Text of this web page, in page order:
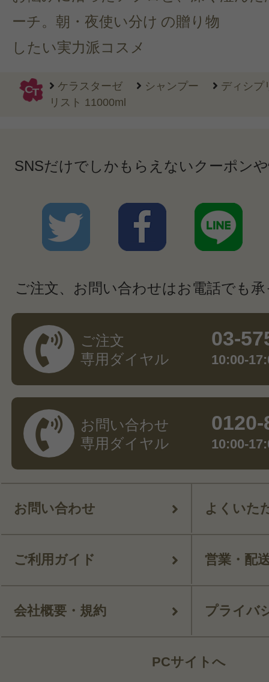
ーチ。朝・夜使い分け
したい実力派コスメ
の贈り物
ケラスターゼ シャンプー
ディシプ
リスト 11000ml
SNSだけでしかもらえないクーポン
ご注文、お問い合わせはお電話でも
ご注文
専用ダイヤル
03-
10:00-
お問い合わせ
専用ダイヤル
10:00-
お問い合わせ よくいた
ご利用ガイド 営業・配
会社概要・規約 プライバ
PCサイトへ